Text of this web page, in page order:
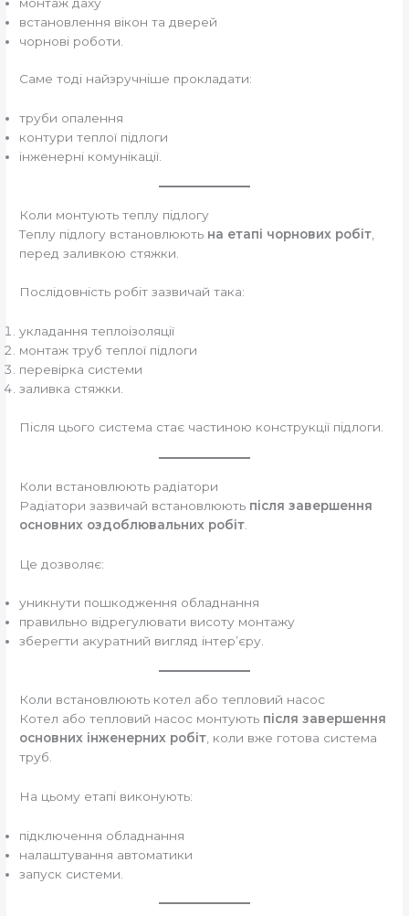
встановлення вікон та дверей
чорнові роботи.
Саме тоді найзручніше прокладати:
труби опалення
контури теплої підлоги
інженерні комунікації.
Коли монтують теплу підлогу
Теплу підлогу встановлюють на етапі чорнових робіт
перед заливкою стяжки.
Послідовність робіт зазвичай така:
укладання теплоізоляції
монтаж труб теплої підлоги
перевірка системи
заливка стяжки.
Після цього система стає частиною конструкції підлоги.
Коли встановлюють радіатори
Радіатори зазвичай встановлюють після завершення
основних оздоблювальних робіт
Це дозволяє:
уникнути пошкодження обладнання
правильно відрегулювати висоту монтажу
зберегти акуратний вигляд інтер’єру.
Коли встановлюють котел або тепловий насос
Котел або тепловий насос монтують після завершення
основних інженерних робіт , коли вже готова система
труб.
На цьому етапі виконують:
підключення обладнання
налаштування автоматики
запуск системи.